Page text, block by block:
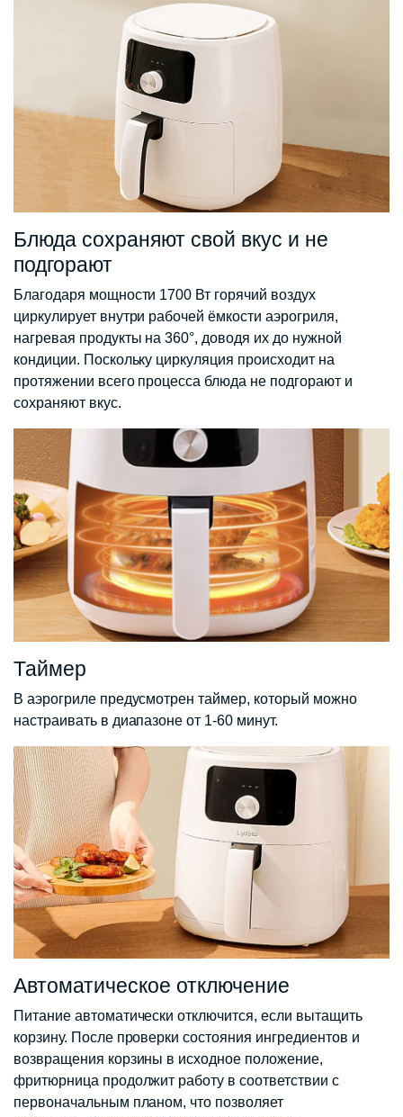
Блюда сохраняют свой вкус и не
подгорают
Благодаря мощности 1700 Вт горячий воздух
циркулирует внутри рабочей ёмкости аэрогриля,
нагревая продукты на 360°, доводя их до нужной
кондиции. Поскольку циркуляция происходит на
протяжении всего процесса блюда не подгорают и
сохраняют вкус.
Таймер
В аэрогриле предусмотрен таймер, который можно
настраивать в диапазоне от 1-60 минут.
Автоматическое отключение
Питание автоматически отключится, если вытащить
корзину. После проверки состояния ингредиентов и
возвращения корзины в исходное положение,
фритюрница продолжит работу в соответствии с
первоначальным планом, что позволяет